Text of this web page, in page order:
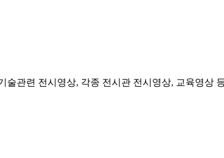
관련 전시영상, 각종 전시관 전시영상, 교육영상